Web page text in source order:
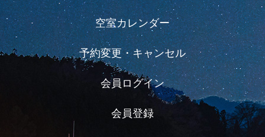
空室カレンダー
予約変更・キャンセル
会員ログイン
会員登録